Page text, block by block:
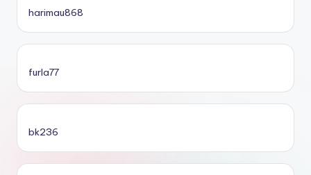
harimau868
furla77
bk236